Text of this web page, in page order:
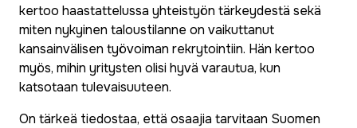
kertoo haastattelussa yhteistyön tärkeydestä sekä
miten nykyinen taloustilanne on vaikuttanut
kansainvälisen työvoiman rekrytointiin. Hän kertoo
myös, mihin yritysten olisi hyvä varautua, kun
katsotaan tulevaisuuteen.
On tärkeä tiedostaa, että osaajia tarvitaan Suomen